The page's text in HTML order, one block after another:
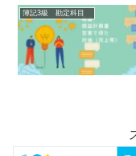
簿記3級 勘定科目